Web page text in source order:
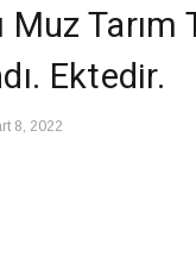
Muz Tarım
Ektedir.
8, 2022